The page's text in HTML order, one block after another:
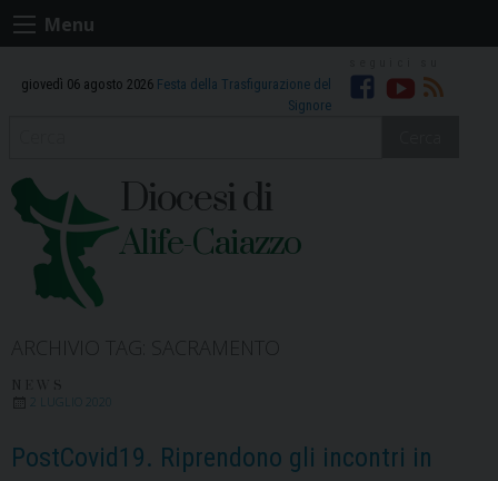
Skip
to
Menu
giovedì 06 agosto 2026 Festa della Trasfigurazione del
Signore
Facebook
Youtube
RSS
Diocesi di
Alife-Caiazzo
PostCovid19. Riprendono gli incontri in